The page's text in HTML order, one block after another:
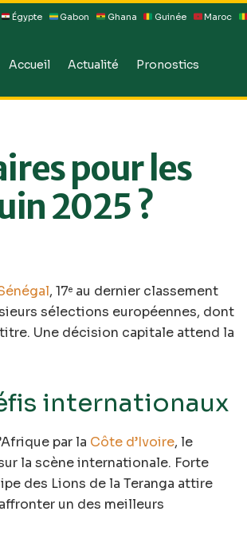
Égypte Gabon Ghana Guinée Maroc
Accueil Actualité Pronostics
pour les
2025 ?
, 17e au dernier classement
sélections européennes, dont
Une décision capitale attend la
internationaux
par la Côte d’Ivoire, le
la scène internationale. Forte
des Lions de la Teranga attire
un des meilleurs